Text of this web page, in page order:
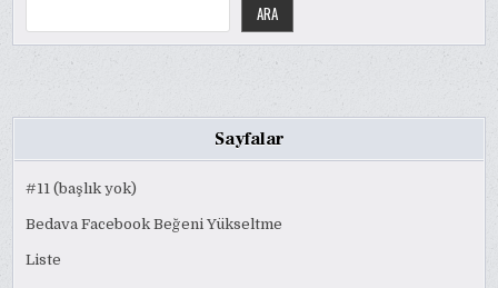
ARA
Sayfalar
#11 (başlık yok)
Bedava Facebook Beğeni Yükseltme
Liste